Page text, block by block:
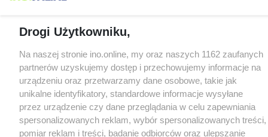
Drogi Użytkowniku,
Na naszej stronie ino.online, my oraz naszych 1162 zaufanych
partnerów uzyskujemy dostęp i przechowujemy informacje na
urządzeniu oraz przetwarzamy dane osobowe, takie jak
unikalne identyfikatory, standardowe informacje wysyłane
przez urządzenie czy dane przeglądania w celu zapewniania
spersonalizowanych reklam, wybór spersonalizowanych treści,
pomiar reklam i treści, badanie odbiorców oraz ulepszanie